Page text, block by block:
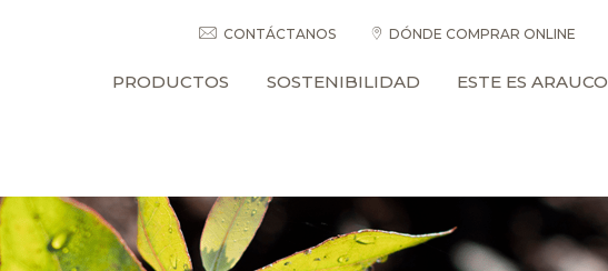
CONTÁCTANOS DÓNDE COMPRAR ONLINE
PRODUCTOS SOSTENIBILIDAD ESTE ES ARAUCO